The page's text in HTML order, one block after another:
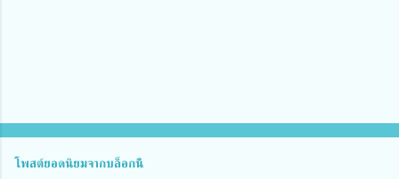
โพสต์ยอดนิยมจากบล็อกนี้